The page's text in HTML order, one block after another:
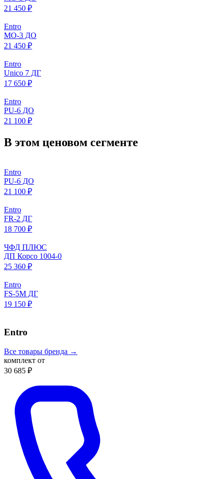
21 450 ₽
Entro
МO-3 ДО
21 450 ₽
Entro
Unico 7 ДГ
17 650 ₽
Entro
PU-6 ДО
21 100 ₽
В этом ценовом сегменте
Entro
PU-6 ДО
21 100 ₽
Entro
FR-2 ДГ
18 700 ₽
ЧФД ПЛЮС
ДП Корсо 1004-0
25 360 ₽
Entro
FS-5M ДГ
19 150 ₽
Entro
Все товары бренда →
комплект от
30 685 ₽